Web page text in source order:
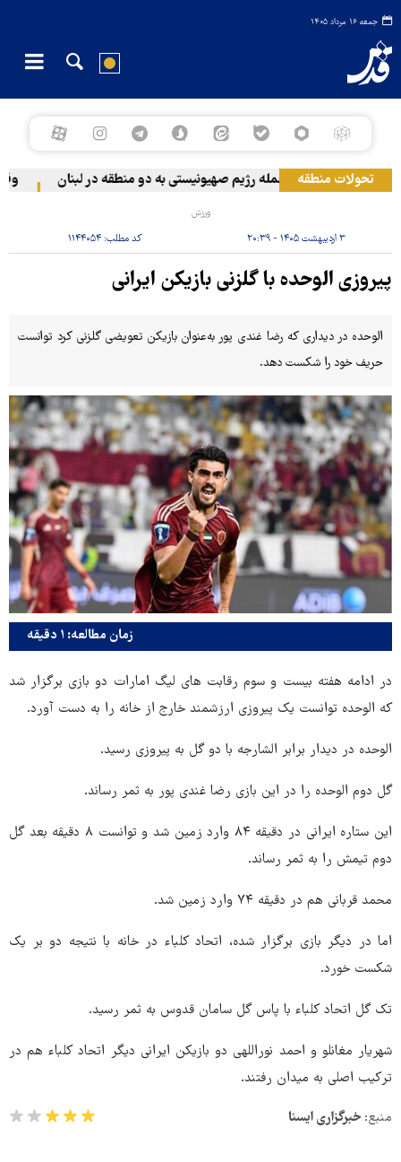
جمعه ۱۶ مرداد ۱۴۰۵
تحولات منطقهحمله رژیم صهیونیستی به دو منطقه در لبنان
ورزش
۳ اردیبهشت ۱۴۰۵ - ۲۰:۳۹ کد مطلب:۱۱۴۴۰۵۴
پیروزی الوحده با گلزنی بازیکن ایرانی
الوحده در دیداری که رضا غندی پور به‌عنوان بازیکن تعویضی گلزنی کرد توانست
حریف خود را شکست دهد.
زمان مطالعه: ۱ دقیقه
در ادامه هفته بیست و سوم رقابت های لیگ امارات دو بازی برگزار شد
که الوحده توانست یک پیروزی‌ ارزشمند خارج از خانه را به دست آورد.
الوحده در دیدار برابر الشارجه با دو گل به پیروزی رسید.
گل دوم الوحده را در این بازی رضا غندی پور به ثمر رساند.
این ستاره ایرانی در دقیقه ۸۴ وارد زمین شد و توانست ۸ دقیقه بعد گل
دوم تیمش را به ثمر رساند.
محمد قربانی هم در دقیقه ۷۴ وارد زمین شد.
اما در دیگر بازی برگزار شده، اتحاد کلباء در خانه با نتیجه دو بر یک
شکست خورد.
تک گل اتحاد کلباء با پاس گل سامان قدوس به ثمر رسید.
شهریار مغانلو و احمد نوراللهی دو بازیکن ایرانی دیگر اتحاد کلباء هم در
ترکیب اصلی به میدان رفتند.
منبع: خبرگزاری ایسنا